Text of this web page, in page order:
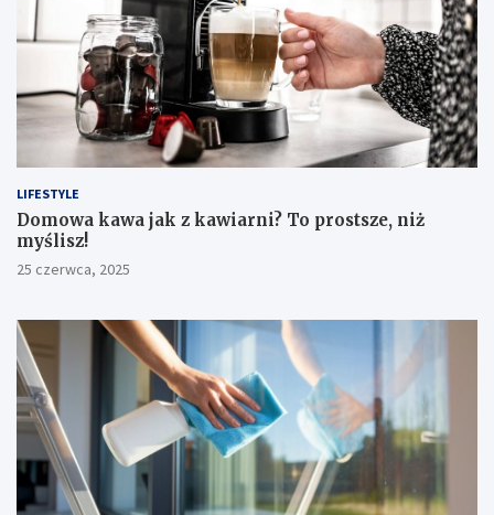
LIFESTYLE
​Domowa kawa jak z kawiarni? To prostsze, niż
myślisz!
25 czerwca, 2025